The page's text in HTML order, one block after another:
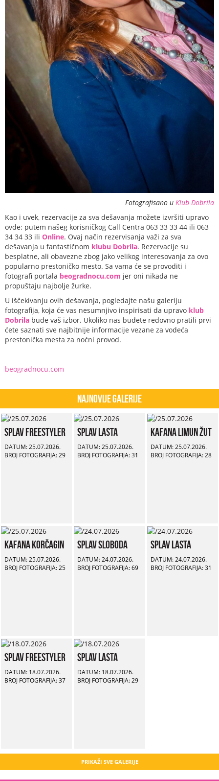
Fotografisano u Klub Dobrila
Kao i uvek, rezervacije za sva dešavanja možete izvršiti upravo
ovde: putem našeg korisničkog Call Centra 063 33 33 44 ili 063
34 34 33 ili Online. Ovaj način rezervisanja važi za sva
dešavanja u fantastičnom klubu Dobrila. Rezervacije su
besplatne, ali obavezne zbog jako velikog interesovanja za ovo
popularno prestoničko mesto. Sa vama će se provoditi i
fotografi portala beogradnocu.com jer oni nikada ne
propuštaju najbolje žurke.
U iščekivanju ovih dešavanja, pogledajte našu galeriju
fotografija, koja će vas nesumnjivo inspirisati da upravo klub
Dobrila bude vaš izbor. Ukoliko nas budete redovno pratili prvi
ćete saznati sve najbitnije informacije vezane za vodeća
prestonička mesta za noćni provod.
beogradnocu.com
Najnovije Galerije
Splav Freestyler
DATUM: 25.07.2026.
BROJ FOTOGRAFIJA: 29
Splav Lasta
DATUM: 25.07.2026.
BROJ FOTOGRAFIJA: 31
Kafana Limun Žut
DATUM: 25.07.2026.
BROJ FOTOGRAFIJA: 28
Kafana Korčagin
DATUM: 25.07.2026.
BROJ FOTOGRAFIJA: 25
Splav Sloboda
DATUM: 24.07.2026.
BROJ FOTOGRAFIJA: 69
Splav Lasta
DATUM: 24.07.2026.
BROJ FOTOGRAFIJA: 31
Splav Freestyler
DATUM: 18.07.2026.
BROJ FOTOGRAFIJA: 37
Splav Lasta
DATUM: 18.07.2026.
BROJ FOTOGRAFIJA: 29
PRIKAŽI SVE GALERIJE